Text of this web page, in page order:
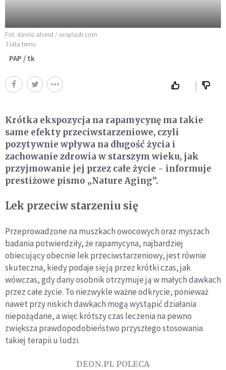
Fot. danilo.alvesd / unsplash.com
3 lata temu
PAP / tk
Krótka ekspozycja na rapamycynę ma takie
same efekty przeciwstarzeniowe, czyli
pozytywnie wpływa na długość życia i
zachowanie zdrowia w starszym wieku, jak
przyjmowanie jej przez całe życie - informuje
prestiżowe pismo „Nature Aging”.
Lek przeciw starzeniu się
Przeprowadzone na muszkach owocowych oraz myszach
badania potwierdziły, że rapamycyna, najbardziej
obiecujący obecnie lek przeciwstarzeniowy, jest równie
skuteczna, kiedy podaje się ją przez krótki czas, jak
wówczas, gdy dany osobnik otrzymuje ją w małych dawkach
przez całe życie. To niezwykle ważne odkrycie, ponieważ
nawet przy niskich dawkach mogą wystąpić działania
niepożądane, a więc krótszy czas leczenia na pewno
zwiększa prawdopodobieństwo przyszłego stosowania
takiej terapii u ludzi.
DEON.PL POLECA